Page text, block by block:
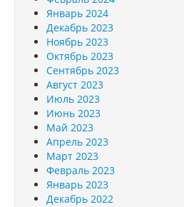
Январь 2024
Декабрь 2023
Ноябрь 2023
Октябрь 2023
Сентябрь 2023
Август 2023
Июль 2023
Июнь 2023
Май 2023
Апрель 2023
Март 2023
Февраль 2023
Январь 2023
Декабрь 2022